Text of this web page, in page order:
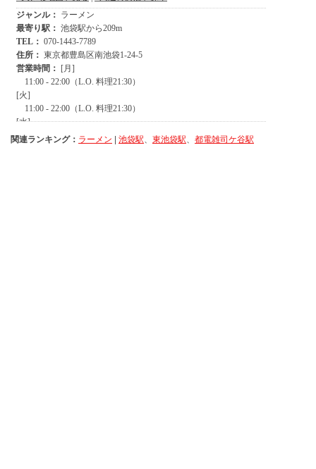
関連ランキング： ラーメン | 池袋駅 東池袋駅 都電雑司ケ谷駅